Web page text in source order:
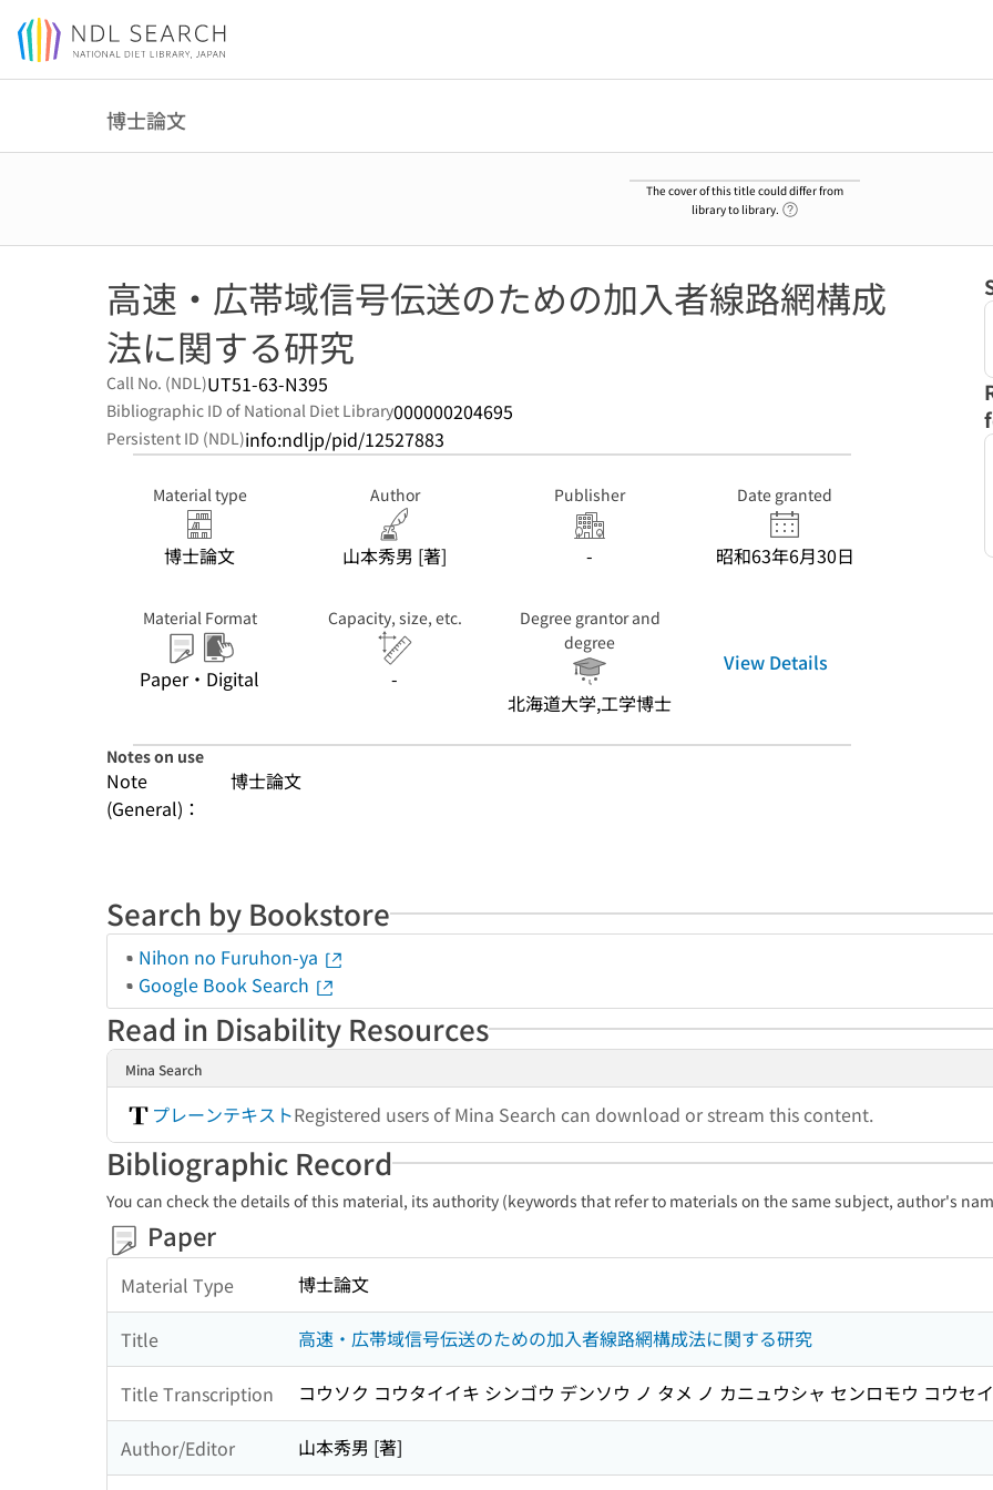
Jump to main content
博士論文
The cover of this title could differ from
library to library.
高速・広帯域信号伝送のための加入者線路網構成
法に関する研究
Call No. (NDL)UT51-63-N395
Bibliographic ID of National Diet Library000000204695
Persistent ID (NDL)info:ndljp/pid/12527883
Material type
博士論文
Author
山本秀男 [著]
Publisher
-
Date granted
昭和63年6月30日
Material Format
Paper・Digital
Capacity, size, etc.
-
Degree grantor and
degree
北海道大学,工学博士
View Details
Notes on use
Note
(General)：
博士論文
Search by Bookstore
Nihon no Furuhon-ya
Google Book Search
Read in Disability Resources
Mina Search
プレーンテキストRegistered users of Mina Search can download or stream this content.
Bibliographic Record
You can check the details of this material, its authority (keywords that refer to materials on the same subject, author's
Paper
Material Type 博士論文
Title 高速・広帯域信号伝送のための加入者線路網構成法に関する研究
Title Transcription コウソク コウタイイキ シンゴウ デンソウ ノ タメ ノ カニュウシャ センロモウ コウセ
Author/Editor 山本秀男 [著]